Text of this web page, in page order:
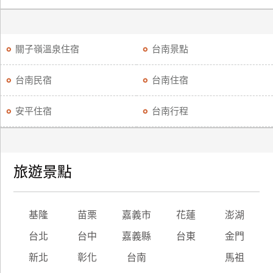
關子嶺溫泉住宿 台南景點
台南民宿 台南住宿
安平住宿 台南行程
旅遊景點
基隆 苗栗 嘉義市 花蓮 澎湖
台北 台中 嘉義縣 台東 金門
新北 彰化 台南 馬祖